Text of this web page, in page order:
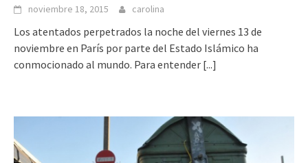
noviembre 18, 2015 carolina
Los atentados perpetrados la noche del viernes 13 de
noviembre en París por parte del Estado Islámico ha
conmocionado al mundo. Para entender [...]